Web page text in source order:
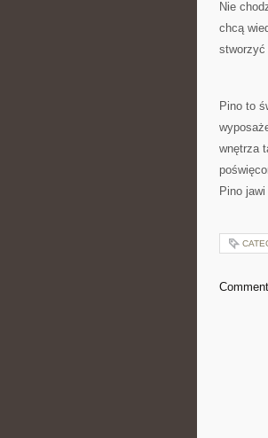
Nie
chcą
stworzyć
Pino to
wnętrza
Pino